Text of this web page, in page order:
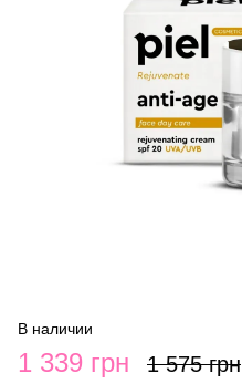
В наличии
1 339 грн 1 575 грн